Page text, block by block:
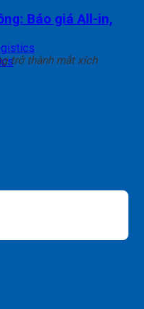
Báo giá All-in,
trở thành mắt xích